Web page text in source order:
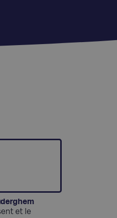
et le